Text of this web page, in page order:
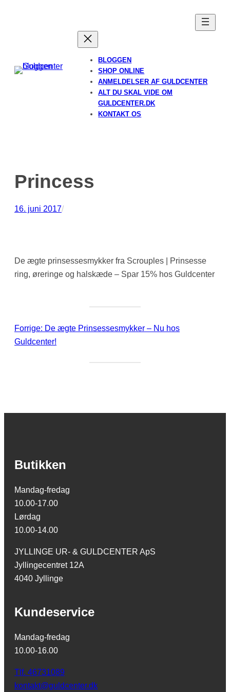
BLOGGEN
SHOP ONLINE
ANMELDELSER AF GULDCENTER
ALT DU SKAL VIDE OM
GULDCENTER.DK
KONTAKT OS
Princess
16. juni 2017/
De ægte prinsessesmykker fra Scrouples | Prinsesse
ring, øreringe og halskæde – Spar 15% hos Guldcenter
Forrige: De ægte Prinsessesmykker – Nu hos
Guldcenter!
Butikken
Mandag-fredag
10.00-17.00
Lørdag
10.00-14.00
JYLLINGE UR- & GULDCENTER ApS
Jyllingecentret 12A
4040 Jyllinge
Kundeservice
Mandag-fredag
10.00-16.00
Tlf. 46731089
kontakt@guldcenter.dk